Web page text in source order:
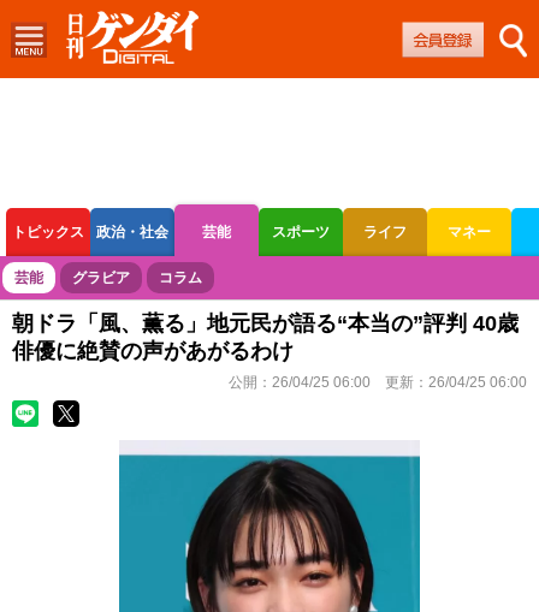
トピックス 政治・社会 芸能 スポーツ ライフ マネー
ボートレース 競輪 オートレース
芸能 グラビア コラム
朝ドラ「風、薫る」地元民が語る“本当の”評判 40歳
俳優に絶賛の声があがるわけ
公開： 26/04/25 06:00 更新： 26/04/25 06:00